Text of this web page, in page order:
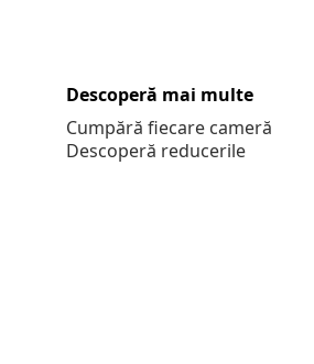
Descoperă mai multe
Cumpără fiecare cameră
Descoperă reducerile